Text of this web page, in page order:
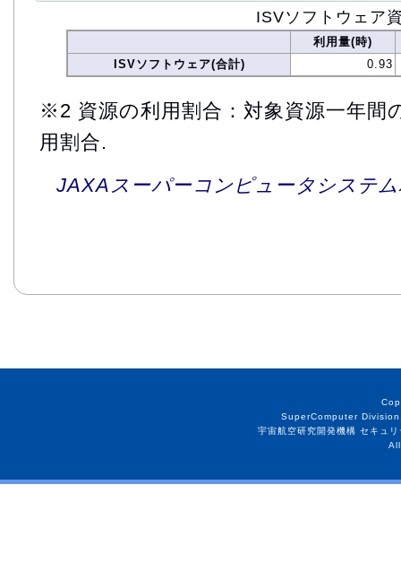
ISVソフトウェア
利用量(時)
ISVソフトウェア(合計)
0.93
※2 資源の利用割合：対象資源一年間
用割合.
JAXAスーパーコンピュータシステ
SuperComputer
宇宙航空研究開発機構 セキュ